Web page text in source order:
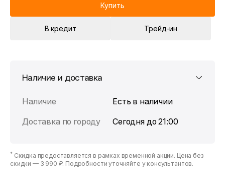
Купить
В кредит Трейд-ин
Наличие и доставка
Наличие
Есть в наличии
Доставка по городу
Сегодня до 21:00
* Скидка предоставляется в рамках временной акции. Цена без
скидки — 3 990 ₽. Подробности уточняйте у консультантов.